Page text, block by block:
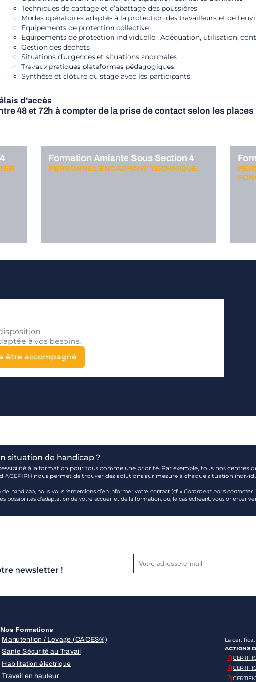
Techniques de captage et d’abattage des poussières
Modes opératoires adaptés à la protection des travailleurs et de
Equipements de protection collective
Equipements de protection individuelle : Adéquation, utilisation,
Gestion des déchets
Situations d’urgences et situations anormales
Travaux pratiques plateformes pédagogiques
Synthèse et clôture du stage avec les participants.
d'accès
48 et 72h à compter de la prise de contact selon les
Formation Amiante Sous Section 4
PERSONNEL ENCADRANT TECHNIQUE
à vos besoins.
être accompagné
situation de handicap ?
à la formation pour tous comme une priorité. Par exemple, tous nos centres
nous permet de trouver des solutions sur mesure à chaque situation
handicap, nous vous remercions d’en informer votre contact (cf « Comment nous contacter
possibilités d’adaptation de votre accueil et de la formation, ou, le cas échéant, vous orienter
newsletter !
Nos Formations
Manutention / Levage (CACES®)
Sante Sécurité au Travail
Habilitation électrique
Travail en hauteur
La
ACTIONS